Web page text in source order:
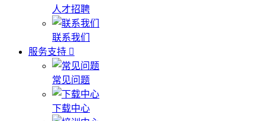
人才招聘
联系我们
服务支持
常见问题
下载中心